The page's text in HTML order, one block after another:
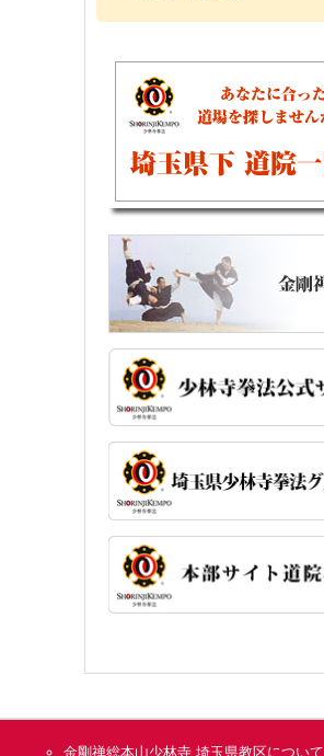
金剛禅総本山少林寺 埼玉県教区について